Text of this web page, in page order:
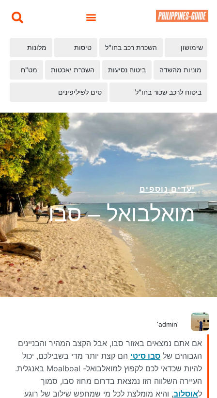
שימושון השכרת רכב בחו"ל טיסות מלונות
מוניות מהשדה ביטוח נסיעות השכרת יאכטות מט"ח
ביטוח לרכב שכור בחו"ל סים לפיליפינים
יעדים נוספים
מואלבואל – סבו
'admin'
אם אתם נמצאים באזור סבו, אבל הקצב המהיר והבניינים
הגבוהים של סבו סיטי הם קצת יותר מדי בשבילכם, יכול
להיות שכדאי לכם לקפוץ למואלבואל- Moalboal באנגלית.
העיירה השלווה הזו נמצאת בדרום מחוז סבו, סמוך
לאוסלוב, והיא מומלצת לכל מי שמחפש שילוב של רוגע